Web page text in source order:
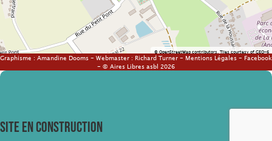
©OpenStreetMapcontributors. Tiles courtesy ofGEO-6
Graphisme : Amandine Dooms - Webmaster : Richard Turner - Mentions Légales - Facebook
- © Aires Libres asbl 2026
SITE EN CONSTRUCTION